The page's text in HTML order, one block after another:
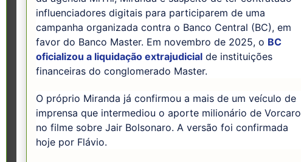
influenciadores digitais para participarem de uma
campanha organizada contra o Banco Central (BC), em
favor do Banco Master. Em novembro de 2025, o BC
oficializou a liquidação extrajudicial de instituições
financeiras do conglomerado Master.
O próprio Miranda já confirmou a mais de um veículo de
imprensa que intermediou o aporte milionário de Vorcaro
no filme sobre Jair Bolsonaro. A versão foi confirmada
hoje por Flávio.